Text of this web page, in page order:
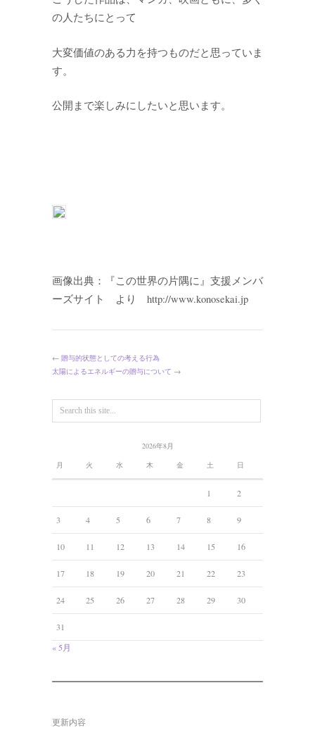
の人たちにとって
大変価値のある力を持つものだと思っていま
す。
公開まで楽しみにしたいと思います。
画像出典：『この世界の片隅に』支援メンバ
ーズサイト より http://www.konosekai.jp
← 贈与的状態としての考える行為
太陽によるエネルギーの贈与について →
2026年8月
月 火 水 木 金 土 日
1 2
3 4 5 6 7 8 9
10 11 12 13 14 15 16
17 18 19 20 21 22 23
24 25 26 27 28 29 30
31
« 5月
更新内容